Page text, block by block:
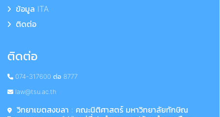
ข้อมูล ITA
ติดต่อ
ติดต่อ
074-317600 ต่อ 8777
law@tsu.ac.th
วิทยาเขตสงขลา : คณะนิติศาสตร์ มหาวิทยาลัยทักษิณ